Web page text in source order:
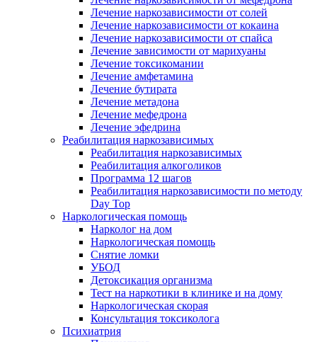
Лечение наркозависимости от солей
Лечение наркозависимости от кокаина
Лечение наркозависимости от спайса
Лечение зависимости от марихуаны
Лечение токсикомании
Лечение амфетамина
Лечение бутирата
Лечение метадона
Лечение мефедрона
Лечение эфедрина
Реабилитация наркозависимых
Реабилитация наркозависимых
Реабилитация алкоголиков
Программа 12 шагов
Реабилитация наркозависимости по методу
Day Top
Наркологическая помощь
Нарколог на дом
Наркологическая помощь
Снятие ломки
УБОД
Детоксикация организма
Тест на наркотики в клинике и на дому
Наркологическая скорая
Консультация токсиколога
Психиатрия